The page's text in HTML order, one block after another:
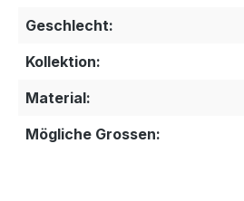
Geschlecht:
Kollektion:
Material:
Mögliche Grossen: